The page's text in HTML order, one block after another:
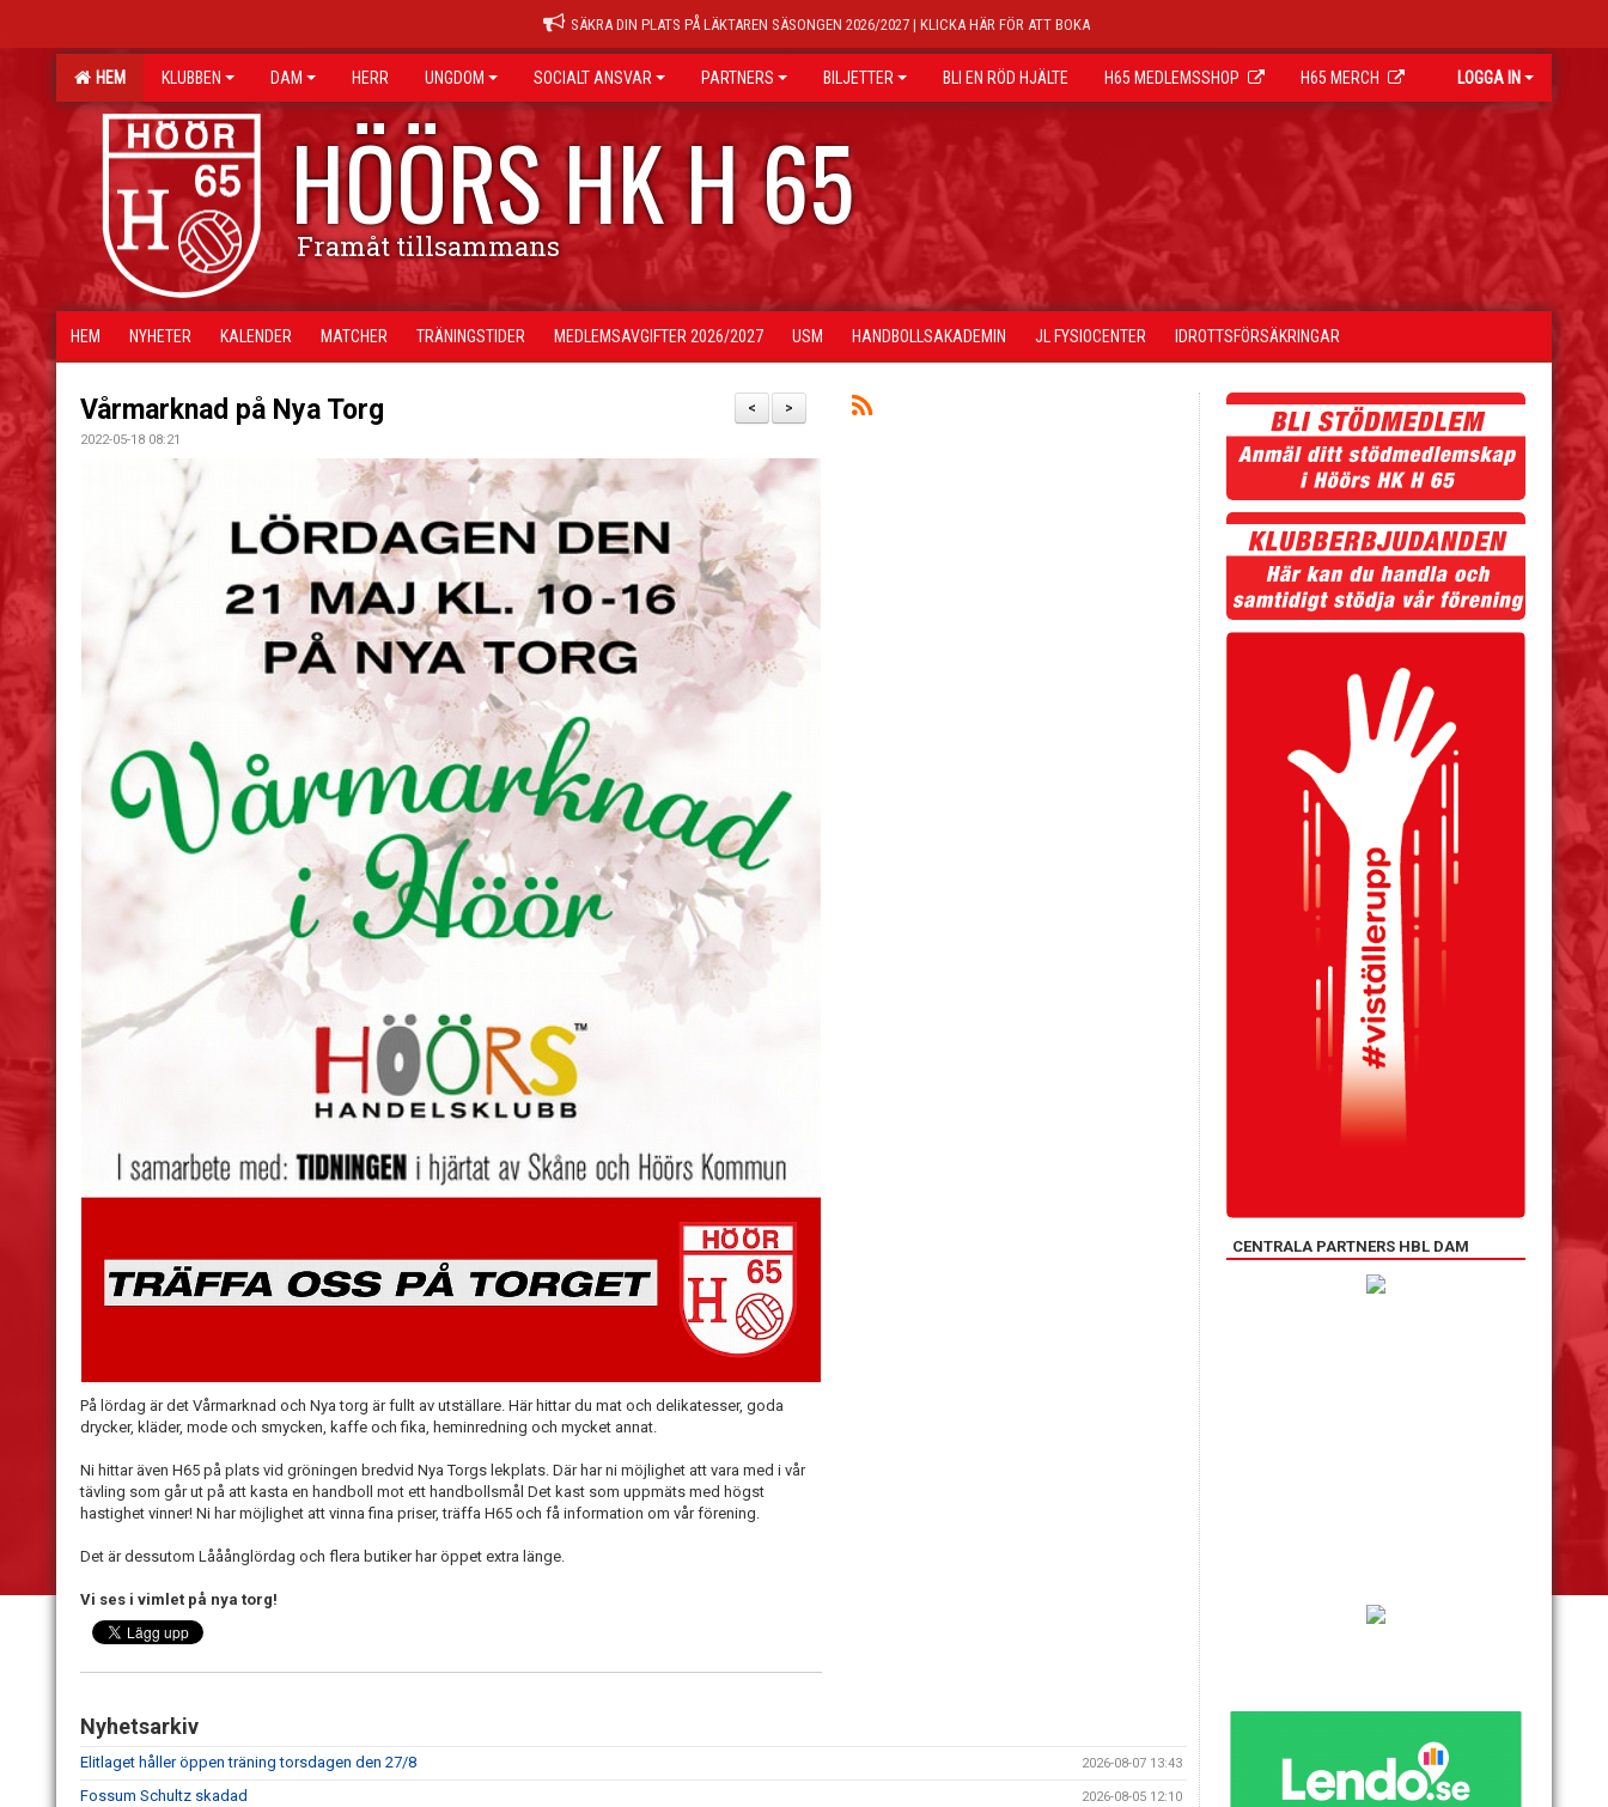
SÄKRA DIN PLATS PÅ LÄKTAREN SÄSONGEN 2026/2027 | KLICKA HÄR FÖR ATT BOKA
HEM KLUBBEN DAM HERR UNGDOM SOCIALT ANSVAR PARTNERS BILJETTER BLI EN RÖD HJÄLTE H65 MEDLEMSSHOP H65 MERCH LOGGA IN
HÖÖRS HK H 65
Framåt tillsammans
HEM NYHETER KALENDER MATCHER TRÄNINGSTIDER MEDLEMSAVGIFTER 2026/2027 USM HANDBOLLSAKADEMIN JL FYSIOCENTER IDROTTSFÖRSÄKRINGAR
>
<
Vårmarknad på Nya Torg
2022-05-18 08:21
På lördag är det Vårmarknad och Nya torg är fullt av utställare. Här hittar du mat och delikatesser, goda
drycker, kläder, mode och smycken, kaffe och fika, heminredning och mycket annat.
Ni hittar även H65 på plats vid gröningen bredvid Nya Torgs lekplats. Där har ni möjlighet att vara med i vår
tävling som går ut på att kasta en handboll mot ett handbollsmål Det kast som uppmäts med högst
hastighet vinner! Ni har möjlighet att vinna fina priser, träffa H65 och få information om vår förening.
Det är dessutom Lååånglördag och flera butiker har öppet extra länge.
Vi ses i vimlet på nya torg!
Nyhetsarkiv
Elitlaget håller öppen träning torsdagen den 27/8 2026-08-07 13:43
Fossum Schultz skadad 2026-08-05 12:10
CENTRALA PARTNERS HBL DAM